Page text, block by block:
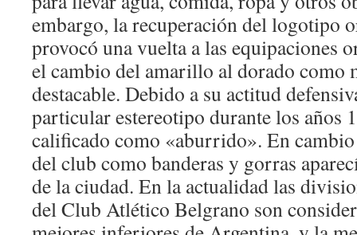
embargo, la recuperación del logotipo
provocó una vuelta a las equipaciones
el cambio del amarillo al dorado como
destacable. Debido a su actitud
particular estereotipo durante los años
calificado como «aburrido». En
del club como banderas y gorras
de la ciudad. En la actualidad las
del Club Atlético Belgrano son